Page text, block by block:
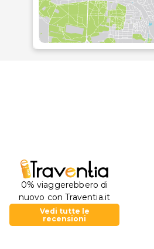
0% viaggerebbero di
nuovo con Traventia.it
Vedi tutte le
recensioni